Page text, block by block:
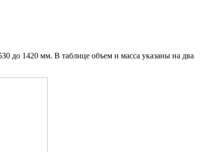
до 1420 мм. В таблице объем и масса указаны на два